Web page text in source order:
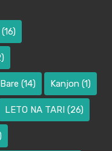
(16)
(14) Kanjon (1)
LETO NA TARI (26)